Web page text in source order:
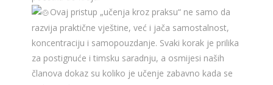
Ovaj pristup „učenja kroz praksu“ ne samo da
razvija praktične vještine, već i jača samostalnost,
koncentraciju i samopouzdanje. Svaki korak je prilika
za postignuće i timsku saradnju, a osmijesi naših
članova dokaz su koliko je učenje zabavno kada se